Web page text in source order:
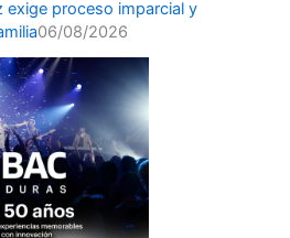
exige proceso imparcial y
06/08/2026